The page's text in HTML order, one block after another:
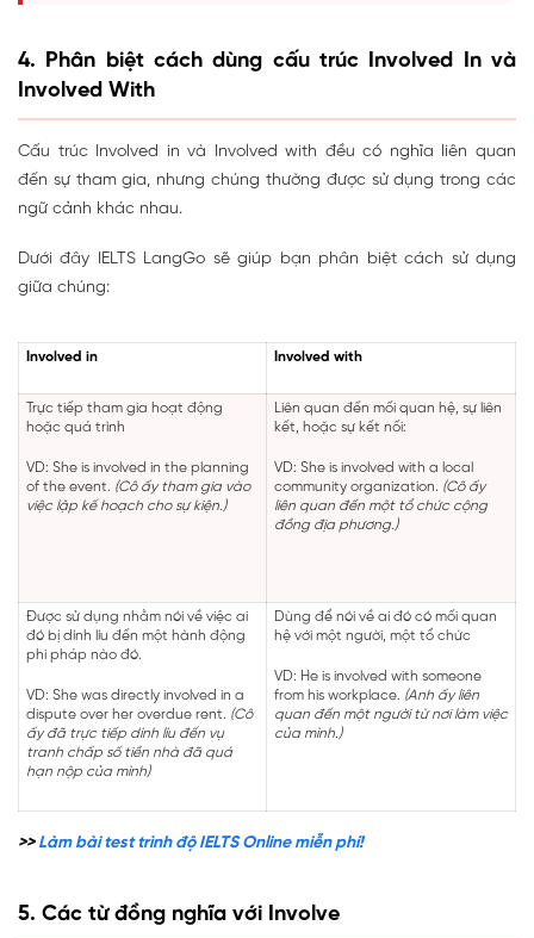
4. Phân biệt cách dùng cấu trúc Involved In và
Involved With
Cấu trúc Involved in và Involved with đều có nghĩa liên quan
đến sự tham gia, nhưng chúng thường được sử dụng trong các
ngữ cảnh khác nhau.
Dưới đây IELTS LangGo sẽ giúp bạn phân biệt cách sử dụng
giữa chúng:
Involved in Involved with
Trực tiếp tham gia hoạt động
hoặc quá trình
VD: She is involved in the planning
of the event. (Cô ấy tham gia vào
việc lập kế hoạch cho sự kiện.)
Liên quan đến mối quan hệ, sự liên
kết, hoặc sự kết nối:
VD: She is involved with a local
community organization. (Cô ấy
liên quan đến một tổ chức cộng
đồng địa phương.)
Được sử dụng nhằm nói về việc ai
đó bị dính líu đến một hành động
phi pháp nào đó.
VD: She was directly involved in a
dispute over her overdue rent. (Cô
ấy đã trực tiếp dính líu đến vụ
tranh chấp số tiền nhà đã quá
hạn nộp của mình)
Dùng để nói về ai đó có mối quan
hệ với một người, một tổ chức
VD: He is involved with someone
from his workplace. (Anh ấy liên
quan đến một người từ nơi làm việc
của mình.)
>> Làm bài test trình độ IELTS Online miễn phí!
5. Các từ đồng nghĩa với Involve